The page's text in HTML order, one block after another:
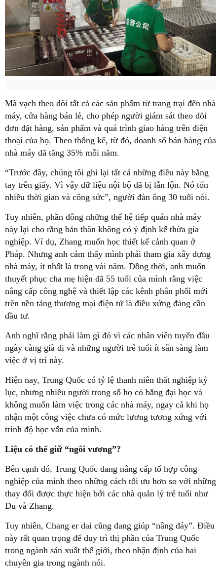
Mã vạch theo dõi tất cả các sản phẩm từ trang trại đến nhà
máy, cửa hàng bán lẻ, cho phép người giám sát theo dõi
đơn đặt hàng, sản phẩm và quá trình giao hàng trên điện
thoại của họ. Theo thống kê, từ đó, doanh số bán hàng của
nhà máy đã tăng 35% mỗi năm.
“Trước đây, chúng tôi ghi lại tất cả những điều này bằng
tay trên giấy. Vì vậy dữ liệu nội bộ đã bị lẫn lộn. Nó tốn
nhiều thời gian và công sức”, người đàn ông 30 tuổi nói.
Tuy nhiên, phần đông những thế hệ tiếp quản nhà máy
này lại cho rằng bản thân không có ý định kế thừa gia
nghiệp. Ví dụ, Zhang muốn học thiết kế cảnh quan ở
Pháp. Nhưng anh cảm thấy mình phải tham gia xây dựng
nhà máy, ít nhất là trong vài năm. Đồng thời, anh muốn
thuyết phục cha mẹ hiện đã 55 tuổi của mình rằng việc
nâng cấp công nghệ và thiết lập các kênh phân phối mới
trên nền tảng thương mại điện tử là điều xứng đáng cần
đầu tư.
Anh nghĩ rằng phải làm gì đó vì các nhân viên tuyến đầu
ngày càng già đi và những người trẻ tuổi ít sẵn sàng làm
việc ở vị trí này.
Hiện nay, Trung Quốc có tỷ lệ thanh niên thất nghiệp kỷ
lục, nhưng nhiều người trong số họ có bằng đại học và
không muốn làm việc trong các nhà máy, ngay cả khi họ
nhận một công việc chưa có mức lương tương xứng với
trình độ học vấn của mình.
Liệu có thể giữ “ngôi vương”?
Bên cạnh đó, Trung Quốc đang nâng cấp tổ hợp công
nghiệp của mình theo những cách tối ưu hơn so với những
thay đổi được thực hiện bởi các nhà quản lý trẻ tuổi như
Du và Zhang.
Tuy nhiên, Chang er dai cũng đang giúp “nâng đáy”. Điều
này rất quan trọng để duy trì thị phần của Trung Quốc
trong ngành sản xuất thế giới, theo nhận định của hai
chuyên gia trong ngành nói.